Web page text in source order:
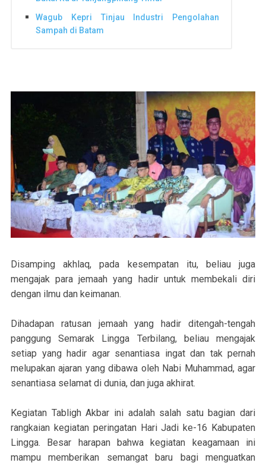
Wagub Kepri Tinjau Industri Pengolahan
Sampah di Batam
Disamping akhlaq, pada kesempatan itu, beliau juga
mengajak para jemaah yang hadir untuk membekali diri
dengan ilmu dan keimanan.
Dihadapan ratusan jemaah yang hadir ditengah-tengah
panggung Semarak Lingga Terbilang, beliau mengajak
setiap yang hadir agar senantiasa ingat dan tak pernah
melupakan ajaran yang dibawa oleh Nabi Muhammad, agar
senantiasa selamat di dunia, dan juga akhirat.
Kegiatan Tabligh Akbar ini adalah salah satu bagian dari
rangkaian kegiatan peringatan Hari Jadi ke-16 Kabupaten
Lingga. Besar harapan bahwa kegiatan keagamaan ini
mampu memberikan semangat baru bagi menguatkan